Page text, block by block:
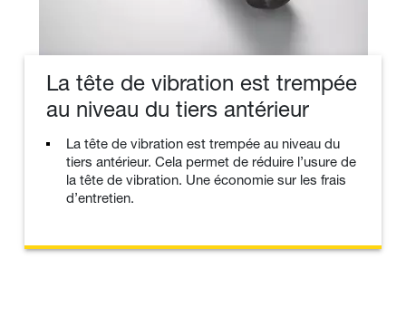
La tête de vibration est trempée
au niveau du tiers antérieur
La tête de vibration est trempée au niveau du
tiers antérieur. Cela permet de réduire l’usure de
la tête de vibration. Une économie sur les frais
d’entretien.